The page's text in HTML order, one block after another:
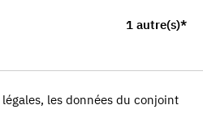
1 autre(s)*
les données du conjoint